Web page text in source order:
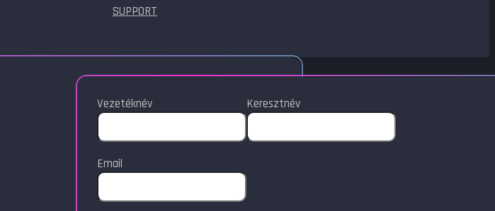
SUPPORT
Vezetéknév Keresztnév
Email